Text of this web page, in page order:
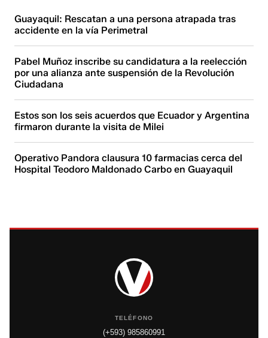
Guayaquil: Rescatan a una persona atrapada tras
accidente en la vía Perimetral
Pabel Muñoz inscribe su candidatura a la reelección
por una alianza ante suspensión de la Revolución
Ciudadana
Estos son los seis acuerdos que Ecuador y Argentina
firmaron durante la visita de Milei
Operativo Pandora clausura 10 farmacias cerca del
Hospital Teodoro Maldonado Carbo en Guayaquil
TELÉFONO
(+593) 985860991